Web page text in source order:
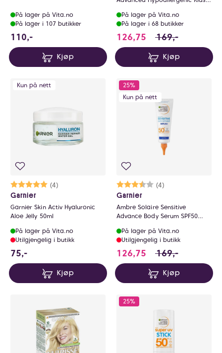
På lager på Vita.no
På lager i 107 butikker
110,-
Kjøp
På lager på Vita.no
På lager i 68 butikker
126,75 126.75 i stedet
169,-
Kjøp
Kun på nett
Karakter:
(4)
5.0 av 5 mulige
Garnier
Garnier Skin Activ Hyaluronic
Aloe Jelly 50ml
På lager på Vita.no
Utilgjengelig i butikk
75,-
Kjøp
25%
Kun på nett
Karakter:
(4)
3.5 av 5 mulige
Garnier
Ambre Solaire Sensitive
Advance Body Serum SPF50
På lager på Vita.no
Utilgjengelig i butikk
126,75 126.75 i stedet
169,-
Kjøp
25%